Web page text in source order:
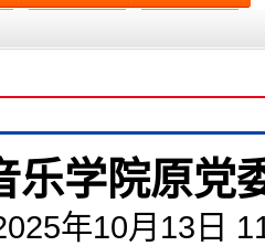
乐学院原党
年10月13日